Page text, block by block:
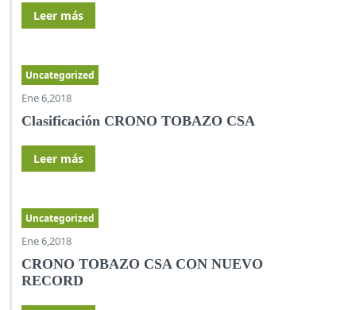
Leer más
Uncategorized
Ene 6,2018
Clasificación CRONO TOBAZO CSA
Leer más
Uncategorized
Ene 6,2018
CRONO TOBAZO CSA CON NUEVO
RECORD